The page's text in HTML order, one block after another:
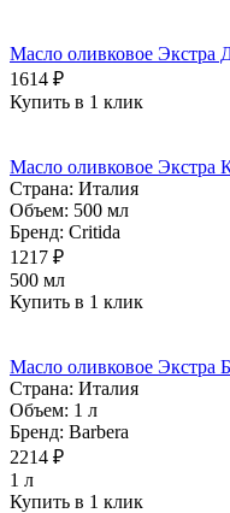
Масло оливковое Экстра
1614 ₽
Купить в 1 клик
Масло оливковое Экстра
Страна: Италия
Объем: 500 мл
Бренд: Critida
1217 ₽
500 мл
Купить в 1 клик
Масло оливковое Экстра
Страна: Италия
Объем: 1 л
Бренд: Barbera
2214 ₽
1 л
Купить в 1 клик